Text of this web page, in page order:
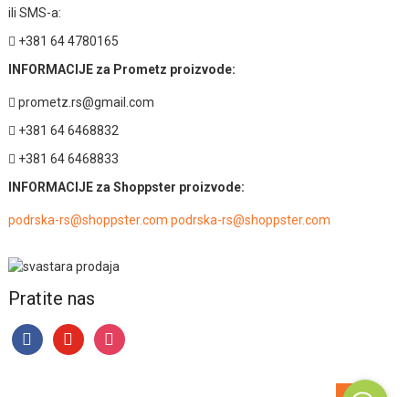
ili SMS-a:
+381 64 4780165
INFORMACIJE za Prometz proizvode:
prometz.rs@gmail.com
+381 64 6468832
+381 64 6468833
INFORMACIJE za Shoppster proizvode:
podrska-rs@shoppster.com podrska-rs@shoppster.com
Pratite nas
facebookyoutubeinstagram
Go